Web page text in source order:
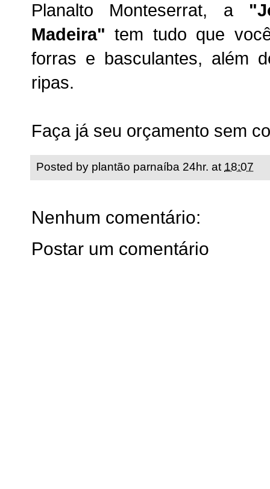
Planalto Monteserrat, a
Madeira" tem tudo que
forras e basculantes, além
ripas.
Faça já seu orçamento sem
Posted by plantão parnaíba 24hr. at 18:07
Nenhum comentário:
Postar um comentário